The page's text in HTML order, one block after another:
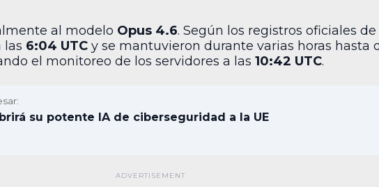
al modelo Opus 4.6. Según los registros oficiales
las 6:04 UTC y se mantuvieron durante varias horas hasta
el monitoreo de los servidores a las 10:42 UTC.
su potente IA de ciberseguridad a la UE